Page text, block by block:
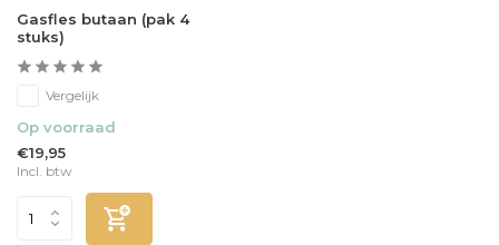
Gasfles butaan (pak 4
stuks)
Vergelijk
Op voorraad
€19,95
Incl. btw